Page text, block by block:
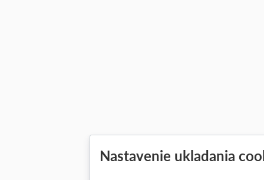
Nastavenie ukladania